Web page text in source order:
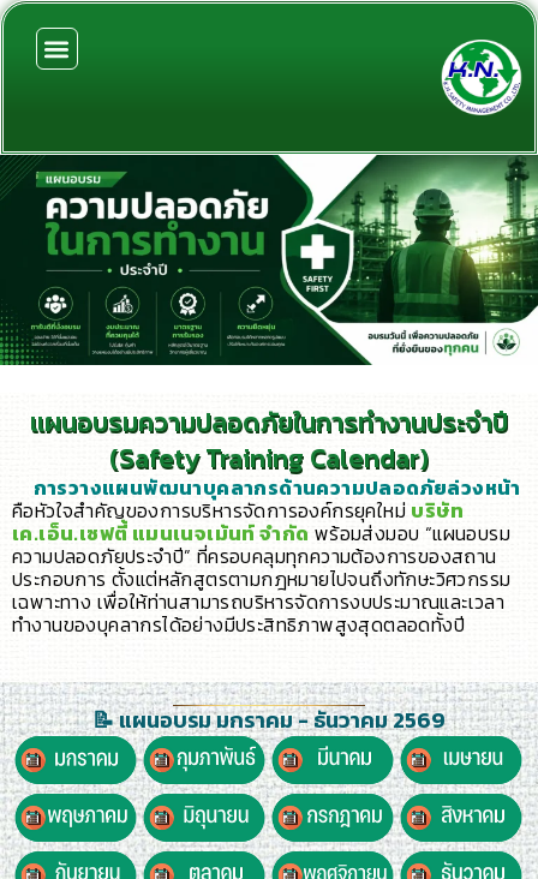
Skip
content
แผนอบรมความปลอดภัยในการทำงานประจำปี
(Safety Training Calendar)
การวางแผนพัฒนาบุคลากรด้านความปลอดภัยล่วงหน้า
คือหัวใจสำคัญของการบริหารจัดการองค์กรยุคใหม่ บริษัท
เค.เอ็น.เซฟตี้ แมนเนจเม้นท์ จำกัด พร้อมส่งมอบ “แผนอบรม
ความปลอดภัยประจำปี” ที่ครอบคลุมทุกความต้องการของสถาน
ประกอบการ ตั้งแต่หลักสูตรตามกฎหมายไปจนถึงทักษะวิศวกรรม
เฉพาะทาง เพื่อให้ท่านสามารถบริหารจัดการงบประมาณและเวลา
ทำงานของบุคลากรได้อย่างมีประสิทธิภาพสูงสุดตลอดทั้งปี
📝 แผนอบรม มกราคม - ธันวาคม 2569